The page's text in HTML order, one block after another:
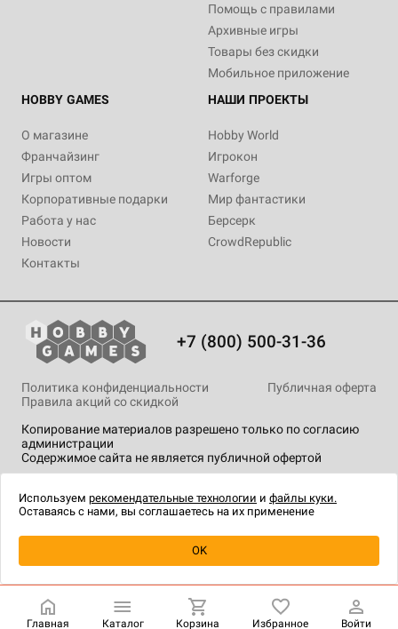
Уведомить о наличии
Помощь с правилами
Архивные игры
Товары без скидки
Мобильное приложение
HOBBY GAMES
О магазине
Франчайзинг
Игры оптом
Корпоративные подарки
Работа у нас
Новости
Контакты
НАШИ ПРОЕКТЫ
Hobby World
Игрокон
Warforge
Мир фантастики
Берсерк
CrowdRepublic
+7 (800) 500-31-36
Копирование материалов разрешено только по согласию
администрации
Содержимое сайта не является публичной офертой
Политика конфиденциальности
Публичная оферта
Правила акций со скидкой
технологии.
Главная Каталог Корзина Избранное Войти
Используем рекомендательные технологии и файлы куки.
Оставаясь с нами, вы соглашаетесь на их применение
OK